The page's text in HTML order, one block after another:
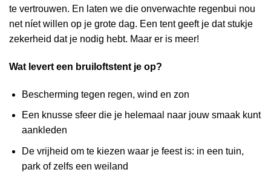
te vertrouwen. En laten we die onverwachte regenbui nou
net níet willen op je grote dag. Een tent geeft je dat stukje
zekerheid dat je nodig hebt. Maar er is meer!
Wat levert een bruiloftstent je op?
Bescherming tegen regen, wind en zon
Een knusse sfeer die je helemaal naar jouw smaak kunt
aankleden
De vrijheid om te kiezen waar je feest is: in een tuin,
park of zelfs een weiland